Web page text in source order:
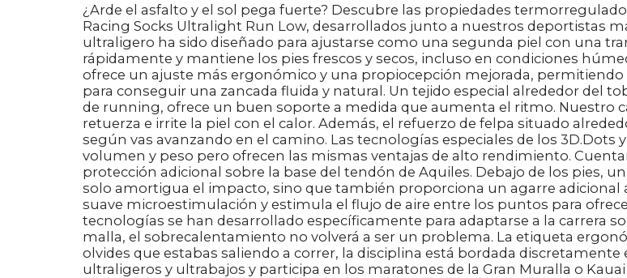
¿Arde el asfalto y el sol pega fuerte? Descubre las propiedades
Racing Socks Ultralight Run Low, desarrollados junto a nuestros deportistas
ultraligero ha sido diseñado para ajustarse como una segunda piel con una
rápidamente y mantiene los pies frescos y secos, incluso en condiciones
ofrece un ajuste más ergonómico y una propiocepción mejorada,
para conseguir una zancada fluida y natural. Un tejido especial alrededor del
de running, ofrece un buen soporte a medida que aumenta el ritmo. Nuestro
retuerza e irrite la piel con el calor. Además, el refuerzo de felpa situado
según vas avanzando en el camino. Las tecnologías especiales de los
volumen y peso pero ofrecen las mismas ventajas de alto rendimiento.
protección adicional sobre la base del tendón de Aquiles. Debajo de los pies,
solo amortigua el impacto, sino que también proporciona un agarre adicional
suave microestimulación y estimula el flujo de aire entre los puntos para
tecnologías se han desarrollado específicamente para adaptarse a la carrera
malla, el sobrecalentamiento no volverá a ser un problema. La etiqueta
olvides que estabas saliendo a correr, la disciplina está bordada
ultraligeros y ultrabajos y participa en los maratones de la Gran Muralla o